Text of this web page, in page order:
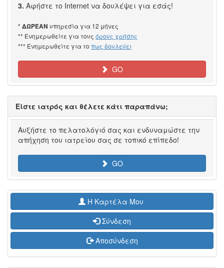
3. Αφήστε το Internet να δουλέψει για εσάς!
* ΔΩΡΕΑΝ υπηρεσία για 12 μήνες
** Ενημερωθείτε για τους όρους χρήσης
*** Ενημερωθείτε για το πως δουλεύει
GO
Είστε ιατρός και θέλετε κάτι παραπάνω;
Αυξήστε το πελατολόγιό σας και ενδυναμώστε την
απήχηση του ιατρείου σας σε τοπικό επίπεδο!
GO
H Καρτέλα Μου
Σύνδεση
Αποσύνδεση